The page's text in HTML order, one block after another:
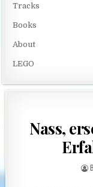
Tracks
Books
About
LEGO
Nass,